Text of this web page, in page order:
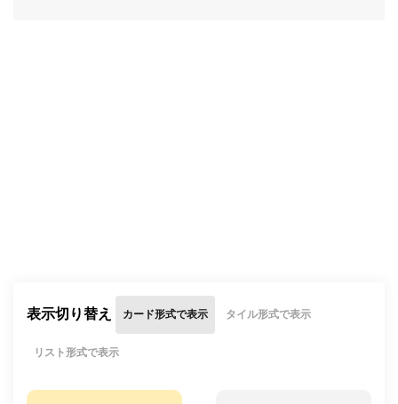
表示切り替え カード形式で表示 タイル形式で表示
リスト形式で表示